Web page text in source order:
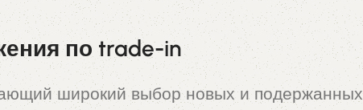
по trade-in
широкий выбор новых и подержанных